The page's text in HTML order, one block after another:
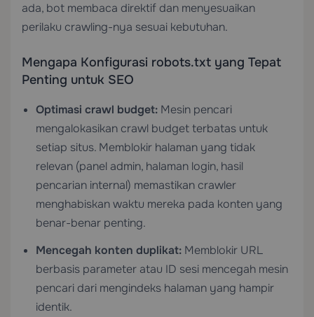
ada, bot membaca direktif dan menyesuaikan
perilaku crawling-nya sesuai kebutuhan.
Mengapa Konfigurasi robots.txt yang Tepat
Penting untuk SEO
Optimasi crawl budget: Mesin pencari
mengalokasikan crawl budget terbatas untuk
setiap situs. Memblokir halaman yang tidak
relevan (panel admin, halaman login, hasil
pencarian internal) memastikan crawler
menghabiskan waktu mereka pada konten yang
benar-benar penting.
Mencegah konten duplikat: Memblokir URL
berbasis parameter atau ID sesi mencegah mesin
pencari dari mengindeks halaman yang hampir
identik.